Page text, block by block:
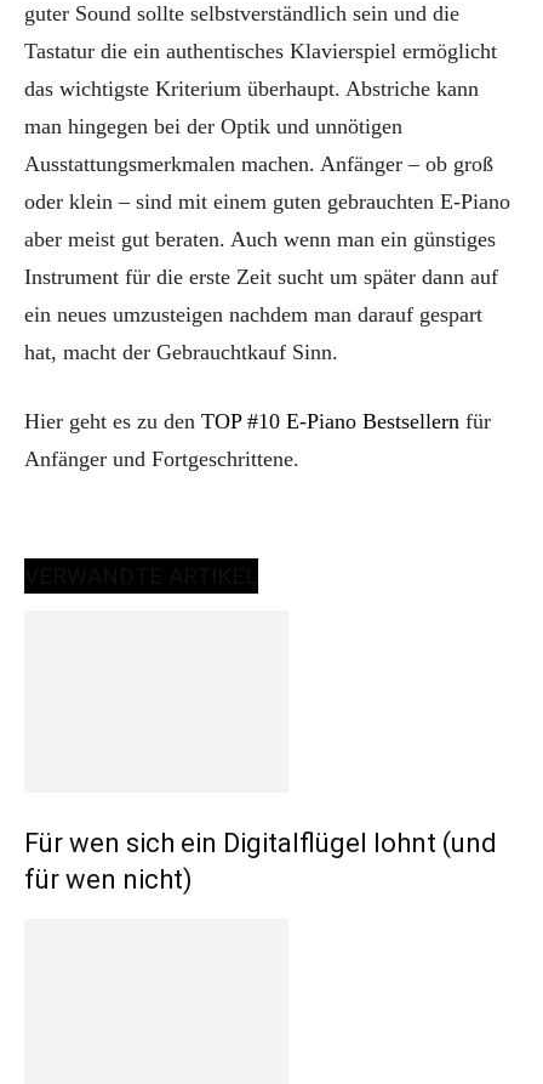
guter Sound sollte selbstverständlich sein und die
Tastatur die ein authentisches Klavierspiel ermöglicht
das wichtigste Kriterium überhaupt. Abstriche kann
man hingegen bei der Optik und unnötigen
Ausstattungsmerkmalen machen. Anfänger – ob groß
oder klein – sind mit einem guten gebrauchten E-Piano
aber meist gut beraten. Auch wenn man ein günstiges
Instrument für die erste Zeit sucht um später dann auf
ein neues umzusteigen nachdem man darauf gespart
hat, macht der Gebrauchtkauf Sinn.
Hier geht es zu den TOP #10 E-Piano Bestsellern für
Anfänger und Fortgeschrittene.
Für wen sich ein Digitalflügel lohnt (und
für wen nicht)